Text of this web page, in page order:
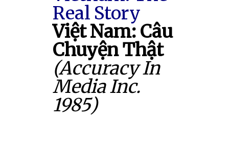
Real Story
Việt Nam: Câu
Chuyện Thật
(Accuracy In
Media Inc.
1985)